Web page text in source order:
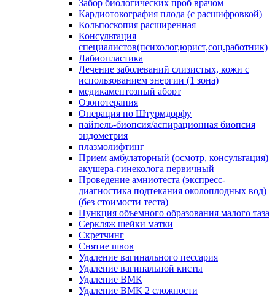
Забор биологических проб врачом
Кардиотокография плода (с расшифровкой)
Кольпоскопия расширенная
Консультация
специалистов(психолог,юрист,соц.работник)
Лабиопластика
Лечение заболеваний слизистых, кожи с
использованием энергии (1 зона)
медикаментозный аборт
Озонотерапия
Операция по Штурмдорфу
пайпель-биопсия/аспирационная биопсия
эндометрия
плазмолифтинг
Прием амбулаторный (осмотр, консультация)
акушера-гинеколога первичный
Проведение амниотеста (экспресс-
диагностика подтекания околоплодных вод)
(без стоимости теста)
Пункция объемного образования малого таза
Серкляж шейки матки
Скретчинг
Снятие швов
Удаление вагинального пессария
Удаление вагинальной кисты
Удаление ВМК
Удаление ВМК 2 сложности